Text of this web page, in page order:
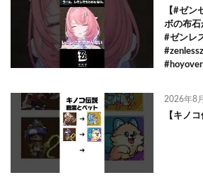
【#ゼン
ボの布
#ゼンレ
2026年8
【キノ